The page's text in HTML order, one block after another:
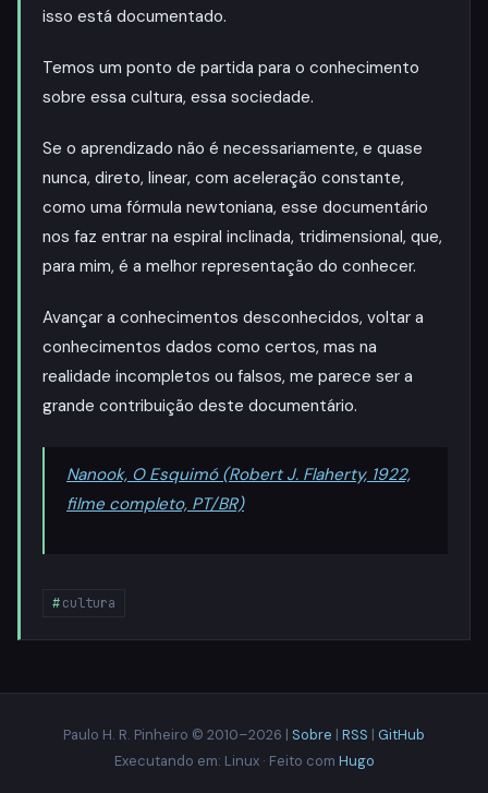
isso está documentado.
Temos um ponto de partida para o conhecimento
sobre essa cultura, essa sociedade.
Se o aprendizado não é necessariamente, e quase
nunca, direto, linear, com aceleração constante,
como uma fórmula newtoniana, esse documentário
nos faz entrar na espiral inclinada, tridimensional, que,
para mim, é a melhor representação do conhecer.
Avançar a conhecimentos desconhecidos, voltar a
conhecimentos dados como certos, mas na
realidade incompletos ou falsos, me parece ser a
grande contribuição deste documentário.
Nanook, O Esquimó (Robert J. Flaherty, 1922,
filme completo, PT/BR)
cultura
Paulo H. R. Pinheiro © 2010–2026 | Sobre | RSS | GitHub
Executando em: Linux · Feito com Hugo